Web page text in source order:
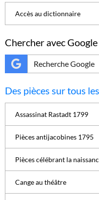
Accès au dictionnaire
Chercher avec Google
Des pièces sur tous
Assassinat Rastadt 1799
Pièces antijacobines 1795
Pièces célébrant la
Cange au théâtre